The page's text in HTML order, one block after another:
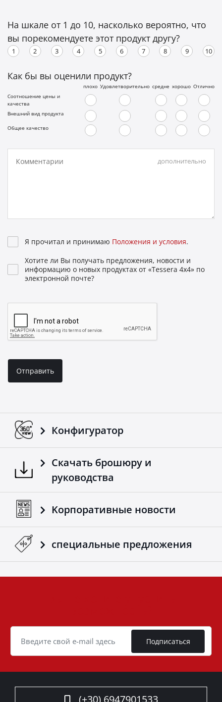
На шкале от 1 до 10, насколько вероятно, что
вы порекомендуете этот продукт другу?
1 2 3 4 5 6 7 8 9 10
Как бы вы оценили продукт?
плохо Удовлетворительно средне хорошо Отлично
Соотношение цены и
качества
Внешний вид продукта
Общее качество
Комментарии дополнительно
Я прочитал и принимаю Положения и условия.
Хотите ли Вы получать предложения, новости и
информацию о новых продуктах от «Tessera 4x4» по
электронной почте?
Отправить
Конфигуратор
Скачать брошюру и
руководства
Kорпоративные новости
специальные предложения
Cookie
Подписаться